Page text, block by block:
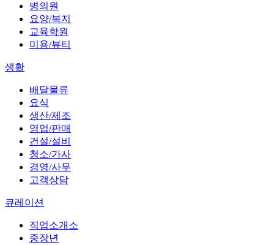
병의원
요양/복지
교육학원
미용/뷰티
생활
배달물류
요식
생산/제조
영업/판매
건설/설비
청소/가사
경영/사무
고객상담
큐레이션
직업소개소
중장년